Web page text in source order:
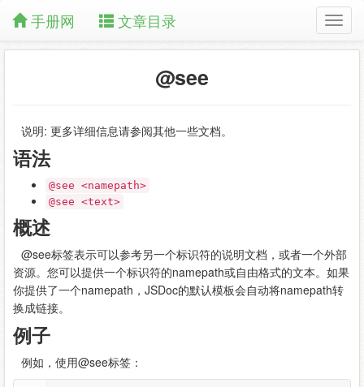
手册网 文章目录
@see
说明: 更多详细信息请参阅其他一些文档。
语法
@see <namepath>
@see <text>
概述
@see标签表示可以参考另一个标识符的说明文档，或者一个外部
资源。您可以提供一个标识符的namepath或自由格式的文本。如果
你提供了一个namepath，JSDoc的默认模板会自动将namepath转
换成链接。
例子
例如，使用@see标签：